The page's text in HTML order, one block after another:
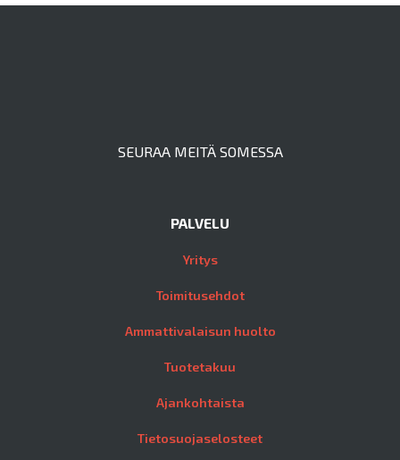
SEURAA MEITÄ SOMESSA
PALVELU
Yritys
Toimitusehdot
Ammattivalaisun huolto
Tuotetakuu
Ajankohtaista
Tietosuojaselosteet